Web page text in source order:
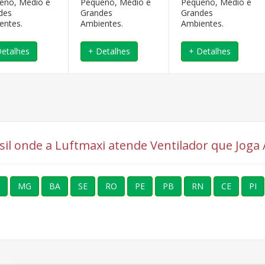
Grandes
Ambientes.
+ Detalhes
Grandes
Ambientes.
+ Detalhes
onde a Luftmaxi atende Ventilador que Joga
MG BA SE RO PE PB RN CE PI